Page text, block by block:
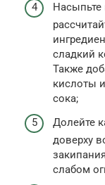
Насыпьте
сладкий
Также
кислоты
сока;
Долейте
доверху
слабом